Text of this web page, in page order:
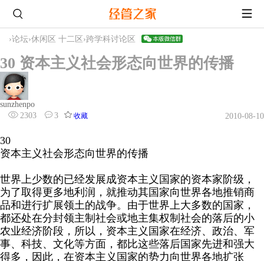
›论坛›休闲区 十二区 ›跨学科讨论区
30 资本主义社会形态向世界的传播
sunzhenpo
2303
3 收藏 2010-08-10
30
资本主义社会形态向世界的传播
世界上少数的已经发展成资本主义国家的资本家阶级，
为了取得更多地利润，就推动其国家向世界各地推销商
品和进行扩展领土的战争。由于世界上大多数的国家，
都还处在分封领主制社会或地主集权制社会的落后的小
农业经济阶段，所以，资本主义国家在经济、政治、军
事、科技、文化等方面，都比这些落后国家先进和强大
得多，因此，在资本主义国家的势力向世界各地扩张